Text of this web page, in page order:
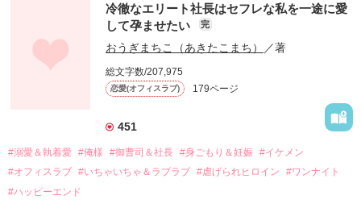
幼なじみの哲平に淡い恋心を抱いていた美桜。
しかし、ある出来事をきっかけに二人の関係は壊れてしまう。
関係修復もできないまま、美桜は両親の離婚によって
引っ越すことになり、哲平とも離れ離れになった。
それから約十二年後。
過去の傷から、二度と会いたくないと思っていた哲平に
運命のような再会を果たす。
酔った勢いで一夜を共にしてしまった。
冷徹なエリート社長はセフレな私を一途に愛
して孕ませたい
完
おうぎまちこ（あきたこまち） ／著
総文字数/207,975
恋愛(オフィスラブ) 179ページ
451
#溺愛＆執着愛 #俺様 #御曹司＆社長 #身ごもり＆妊娠 #イケメン
#オフィスラブ #いちゃいちゃ＆ラブラブ #虐げられヒロイン
#ワンナイト
#ハッピーエンド